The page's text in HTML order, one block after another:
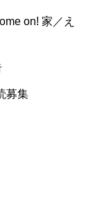
on! 家／え
募集